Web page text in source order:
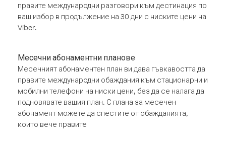
правите международни разговори към дестинация по
ваш избор в продължение на 30 дни с ниските цени на
Viber.
Месечни абонаментни планове
Месечният абонаментен план ви дава гъвкавостта да
правите международни обаждания към стационарни и
мобилни телефони на ниски цени, без да се налага да
подновявате вашия план. С плана за месечен
абонамент можете да спестите от обажданията,
които вече правите